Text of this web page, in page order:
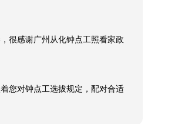
很感谢广州从化钟点工照看家政
您对钟点工选拔规定，配对合适